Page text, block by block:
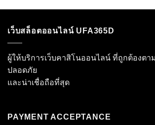
เว็บสล็อตออนไลน์ UFA365D
ผู้ให้บริการเว็บคาสิโนออนไลน์ ที่ถูกต้องต
ปลอดภัย
และน่าเชื่อถือที่สุด
PAYMENT ACCEPTANCE